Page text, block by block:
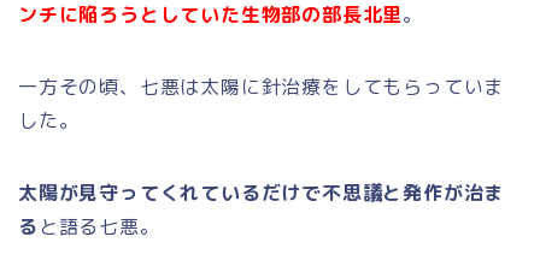
ンチに陥ろうとしていた生物部の部長北里。
一方その頃、七悪は太陽に針治療をしてもらっていま
した。
太陽が見守ってくれているだけで不思議と発作が治ま
ると語る七悪。